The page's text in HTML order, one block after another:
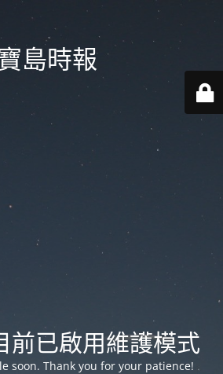
島時報
前已啟用維護模式
soon. Thank you for your patience!